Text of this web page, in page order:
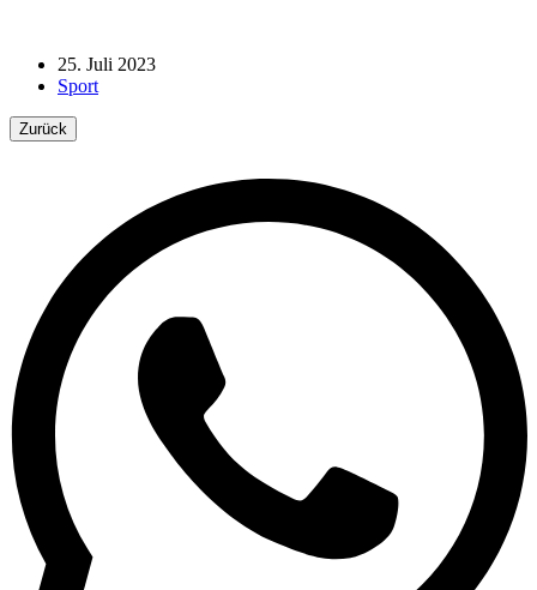
25. Juli 2023
Sport